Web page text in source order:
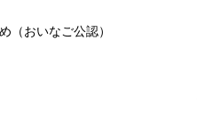
（おいなご公認）